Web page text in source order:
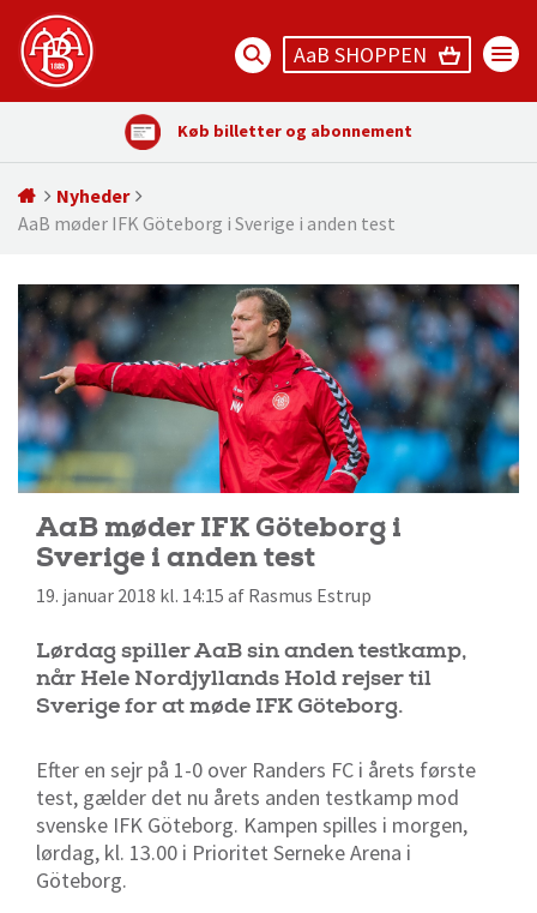
AaB SHOPPEN
Køb billetter og abonnement
Nyheder
AaB møder IFK Göteborg i Sverige i anden test
AaB møder IFK Göteborg i
Sverige i anden test
19. januar 2018 kl. 14:15 af Rasmus Estrup
Lørdag spiller AaB sin anden testkamp,
når Hele Nordjyllands Hold rejser til
Sverige for at møde IFK Göteborg.
Efter en sejr på 1-0 over Randers FC i årets første
test, gælder det nu årets anden testkamp mod
svenske IFK Göteborg. Kampen spilles i morgen,
lørdag, kl. 13.00 i Prioritet Serneke Arena i
Göteborg.